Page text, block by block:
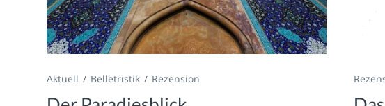
Aktuell Belletristik Rezension